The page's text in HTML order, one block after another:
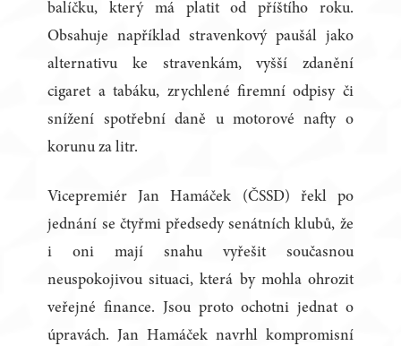
balíčku, který má platit od příštího roku.
Obsahuje například stravenkový paušál jako
alternativu ke stravenkám, vyšší zdanění
cigaret a tabáku, zrychlené firemní odpisy či
snížení spotřební daně u motorové nafty o
korunu za litr.
Vicepremiér Jan Hamáček (ČSSD) řekl po
jednání se čtyřmi předsedy senátních klubů, že
i oni mají snahu vyřešit současnou
neuspokojivou situaci, která by mohla ohrozit
veřejné finance. Jsou proto ochotni jednat o
úpravách. Jan Hamáček navrhl kompromisní